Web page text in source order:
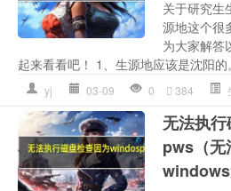
关于研究生
源地这个很
为大家解答
起来看看吧！ 1、生源地应该是沈阳
yj 03-09 0 384
无法执
pws（无
windows